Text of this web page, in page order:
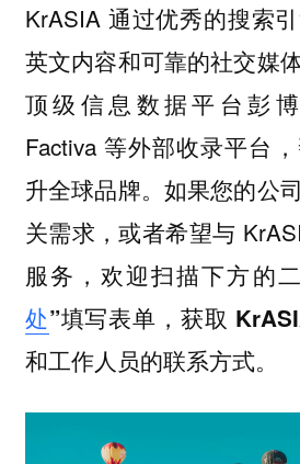
KrASIA 通过优秀的搜索
英文内容和可靠的社交媒
顶级信息数据平台彭
Factiva 等外部收录平台
升全球品牌。如果您的公
关需求，或者希望与
服务，欢迎扫描下方的
处”填写表单，获取
和工作人员的联系方式。